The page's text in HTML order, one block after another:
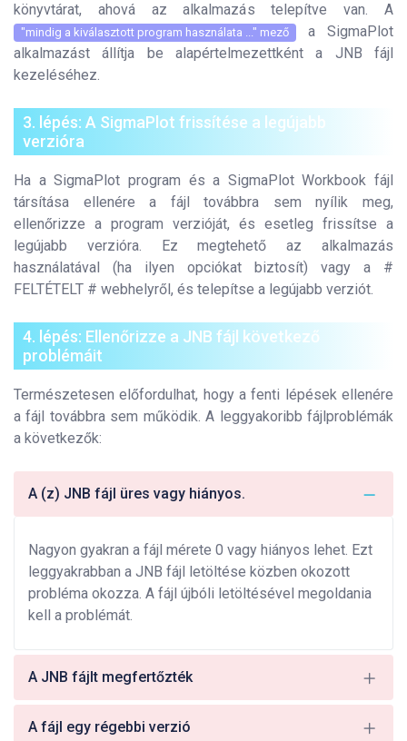
könyvtárat, ahová az alkalmazás telepítve van. A
"mindig a kiválasztott program használata ..." mező
a SigmaPlot
alkalmazást állítja be alapértelmezettként a JNB fájl
kezeléséhez.
3. lépés: A SigmaPlot frissítése a legújabb
verzióra
Ha a SigmaPlot program és a SigmaPlot Workbook fájl
társítása ellenére a fájl továbbra sem nyílik meg,
ellenőrizze a program verzióját, és esetleg frissítse a
legújabb verzióra. Ez megtehető az alkalmazás
használatával (ha ilyen opciókat biztosít) vagy a #
FELTÉTELT # webhelyről, és telepítse a legújabb verziót.
4. lépés: Ellenőrizze a JNB fájl következő
problémáit
Természetesen előfordulhat, hogy a fenti lépések ellenére
a fájl továbbra sem működik. A leggyakoribb fájlproblémák
a következők:
A (z) JNB fájl üres vagy hiányos.
Nagyon gyakran a fájl mérete 0 vagy hiányos lehet. Ezt
leggyakrabban a JNB fájl letöltése közben okozott
probléma okozza. A fájl újbóli letöltésével megoldania
kell a problémát.
A JNB fájlt megfertőzték
A fájl egy régebbi verzió